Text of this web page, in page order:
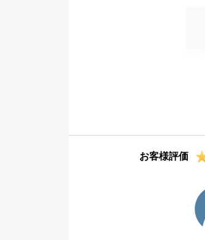
お客様評価